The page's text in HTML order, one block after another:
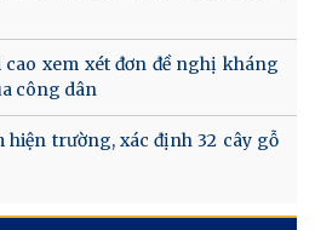
cao xem xét đơn đề nghị kháng
công dân
hiện trường, xác định 32 cây gỗ